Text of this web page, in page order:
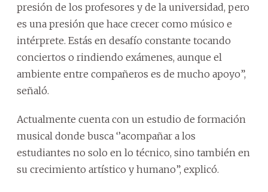
presión de los profesores y de la universidad, pero
es una presión que hace crecer como músico e
intérprete. Estás en desafío constante tocando
conciertos o rindiendo exámenes, aunque el
ambiente entre compañeros es de mucho apoyo”,
señaló.
Actualmente cuenta con un estudio de formación
musical donde busca ‘’acompañar a los
estudiantes no solo en lo técnico, sino también en
su crecimiento artístico y humano”, explicó.